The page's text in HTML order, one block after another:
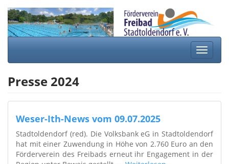
zum
Inhalt
Schalte
Presse 2024
Weser-Ith-News vom 09.07.2025
Stadtoldendorf (red). Die Volksbank eG in Stadtoldendorf
hat mit einer Zuwendung in Höhe von 2.760 Euro an den
Förderverein des Freibads erneut ihr Engagement in der